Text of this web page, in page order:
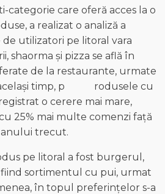
categorie care oferă acces la o
a realizat o analiză a
utilizatori pe litoral vara
shaorma și pizza se află în
de la restaurante, urmate
același timp, p rodusele cu
o cerere mai mare,
25% mai multe comenzi față
anului trecut.
pe litoral a fost burgerul,
sortimentul cu pui, urmat
în topul preferințelor s-a